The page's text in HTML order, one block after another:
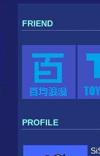
FRIEND
PROFILE